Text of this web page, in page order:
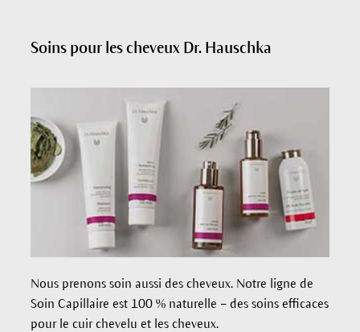
Soins pour les cheveux Dr. Hauschka
Nous prenons soin aussi des cheveux. Notre ligne de
Soin Capillaire est 100 % naturelle – des soins efficaces
pour le cuir chevelu et les cheveux.